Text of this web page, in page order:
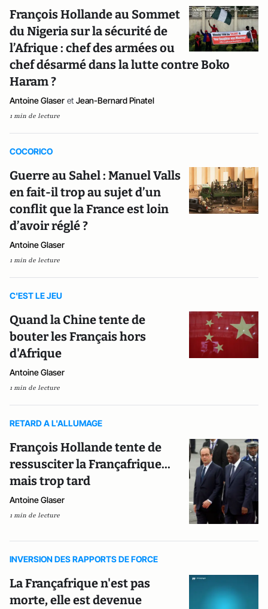
François Hollande au Sommet
du Nigeria sur la sécurité de
l’Afrique : chef des armées ou
chef désarmé dans la lutte contre Boko
Haram ?
Antoine Glaser et Jean-Bernard Pinatel
1 min de lecture
COCORICO
Guerre au Sahel : Manuel Valls
en fait-il trop au sujet d’un
conflit que la France est loin
d’avoir réglé ?
Antoine Glaser
1 min de lecture
C'EST LE JEU
Quand la Chine tente de
bouter les Français hors
d'Afrique
Antoine Glaser
1 min de lecture
RETARD A L'ALLUMAGE
François Hollande tente de
ressusciter la Françafrique...
mais trop tard
Antoine Glaser
1 min de lecture
INVERSION DES RAPPORTS DE FORCE
La Françafrique n'est pas
morte, elle est devenue